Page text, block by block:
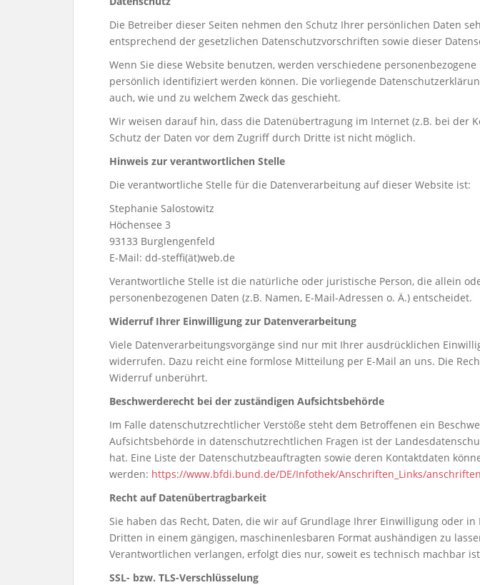
Die Betreiber dieser Seiten nehmen den Schutz Ihrer persönlichen Daten
entsprechend der gesetzlichen Datenschutzvorschriften sowie dieser
Wenn Sie diese Website benutzen, werden verschiedene
persönlich identifiziert werden können. Die vorliegende
auch, wie und zu welchem Zweck das geschieht.
Wir weisen darauf hin, dass die Datenübertragung im Internet (z.B. bei der
Schutz der Daten vor dem Zugriff durch Dritte ist nicht möglich.
Hinweis zur verantwortlichen Stelle
Die verantwortliche Stelle für die Datenverarbeitung auf dieser Website ist:
Stephanie Salostowitz
Höchensee 3
93133 Burglengenfeld
E-Mail: dd-steffi(ät)web.de
Verantwortliche Stelle ist die natürliche oder juristische Person, die allein
personenbezogenen Daten (z.B. Namen, E-Mail-Adressen o. Ä.) entscheidet.
Widerruf Ihrer Einwilligung zur Datenverarbeitung
Viele Datenverarbeitungsvorgänge sind nur mit Ihrer ausdrücklichen
widerrufen. Dazu reicht eine formlose Mitteilung per E-Mail an uns. Die
Widerruf unberührt.
Beschwerderecht bei der zuständigen Aufsichtsbehörde
Im Falle datenschutzrechtlicher Verstöße steht dem Betroffenen ein
Aufsichtsbehörde in datenschutzrechtlichen Fragen ist der
hat. Eine Liste der Datenschutzbeauftragten sowie deren Kontaktdaten
werden: https://www.bfdi.bund.de/DE/Infothek/Anschriften_Links/
Recht auf Datenübertragbarkeit
Sie haben das Recht, Daten, die wir auf Grundlage Ihrer Einwilligung oder
Dritten in einem gängigen, maschinenlesbaren Format aushändigen zu
Verantwortlichen verlangen, erfolgt dies nur, soweit es technisch machbar
SSL- bzw. TLS-Verschlüsselung